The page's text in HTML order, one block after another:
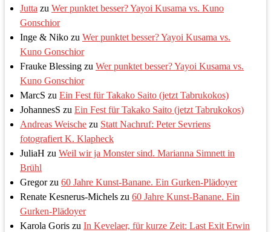
Jutta zu Wer punktet besser? Yayoi Kusama vs. Kuno
Gonschior
Inge & Niko zu Wer punktet besser? Yayoi Kusama vs.
Kuno Gonschior
Frauke Blessing zu Wer punktet besser? Yayoi Kusama vs.
Kuno Gonschior
MarcS zu Ein Fest für Takako Saito (jetzt Tabrukokos)
JohannesS zu Ein Fest für Takako Saito (jetzt Tabrukokos)
Andreas Weische zu Statt Nachruf: Peter Sevriens
fotografiert K. Klapheck
JuliaH zu Weil wir ja Monster sind. Marianna Simnett in
Brühl
Gregorzu 60 Jahre Kunst-Banane. Ein Gurken-Plädoyer
Renate Kesnerus-Michels zu 60 Jahre Kunst-Banane. Ein
Gurken-Plädoyer
Karola Goris zu In Kevelaer, für kurze Zeit: Last Exit Erwin